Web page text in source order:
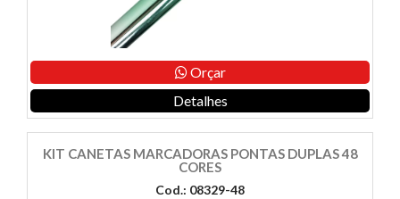
Orçar
Detalhes
KIT CANETAS MARCADORAS PONTAS DUPLAS 48
CORES
Cod.: 08329-48